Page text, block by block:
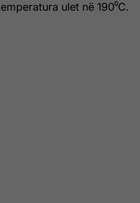
ulet në 190⁰C.